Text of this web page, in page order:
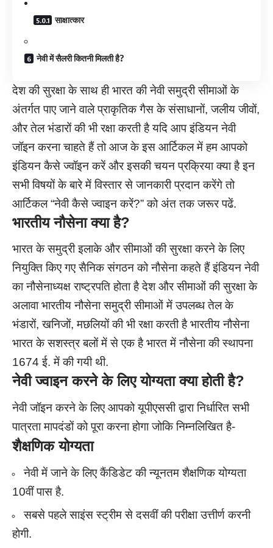
साक्षात्कार
नेवी में सैलरी कितनी मिलती है?
देश की सुरक्षा के साथ ही भारत की नेवी समुद्री सीमाओं के
अंतर्गत पाए जाने वाले प्राकृतिक गैस के संसाधानों, जलीय जीवों,
और तेल भंडारों की भी रक्षा करती है यदि आप इंडियन नेवी
जॉइन करना चाहते हैं तो आज के इस आर्टिकल में हम आपको
इंडियन कैसे ज्वॉइन करें और इसकी चयन प्रक्रिया क्या है इन
सभी विषयों के बारे में विस्तार से जानकारी प्रदान करेंगे तो
आर्टिकल “नेवी कैसे ज्वाइन करें?” को अंत तक जरूर पढें.
भारतीय नौसेना क्या है?
भारत के समुद्री इलाके और सीमाओं की सुरक्षा करने के लिए
नियुक्ति किए गए सैनिक संगठन को नौसेना कहते हैं इंडियन नेवी
का नौसेनाध्यक्ष राष्ट्रपति होता है देश और सीमाओं की सुरक्षा के
अलावा भारतीय नौसेना समुद्री सीमाओं में उपलब्ध तेल के
भंडारों, खनिजों, मछलियों की भी रक्षा करती है भारतीय नौसेना
भारत के सशस्त्र बलों में से एक है भारत में नौसेना की स्थापना
1674 ई. में की गयी थी.
नेवी ज्वाइन करने के लिए योग्यता क्या होती है?
नेवी जॉइन करने के लिए आपको यूपीएससी द्वारा निर्धारित सभी
पात्रता मापदंडों को पूरा करना होगा जोकि निम्नलिखित है-
शैक्षणिक योग्यता
नेवी में जाने के लिए कैंडिडेट की न्यूनतम शैक्षणिक योग्यता
10वीं पास है.
सबसे पहले साइंस स्ट्रीम से दसवीं की परीक्षा उत्तीर्ण करनी
होगी.